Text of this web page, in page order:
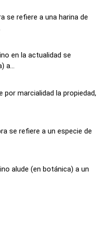
se refiere a una harina de
en la actualidad se
a...
marcialidad la propiedad,
se refiere a un especie de
alude (en botánica) a un